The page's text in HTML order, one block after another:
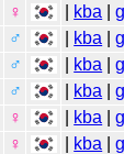
♀ kba |
♂ kba |
♂ kba |
♂ kba |
♀ kba |
♀ kba |